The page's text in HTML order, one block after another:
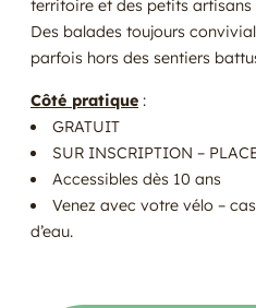
territoire et des petits artisans
Des balades toujours
parfois hors des sentiers
Côté pratique :
GRATUIT
SUR INSCRIPTION –
Accessibles dès 10 ans
Venez avec votre vélo –
d’eau.